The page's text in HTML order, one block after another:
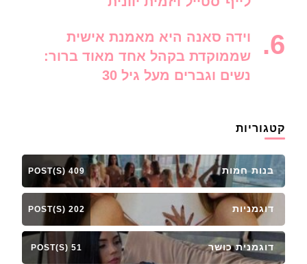
וידה סאנה היא מאמנת אישית
שממוקדת בקהל אחד מאוד ברור:
נשים וגברים מעל גיל 30
קטגוריות
בנות חמות 409 POST(S)
דוגמניות 202 POST(S)
דוגמנית כושר 51 POST(S)